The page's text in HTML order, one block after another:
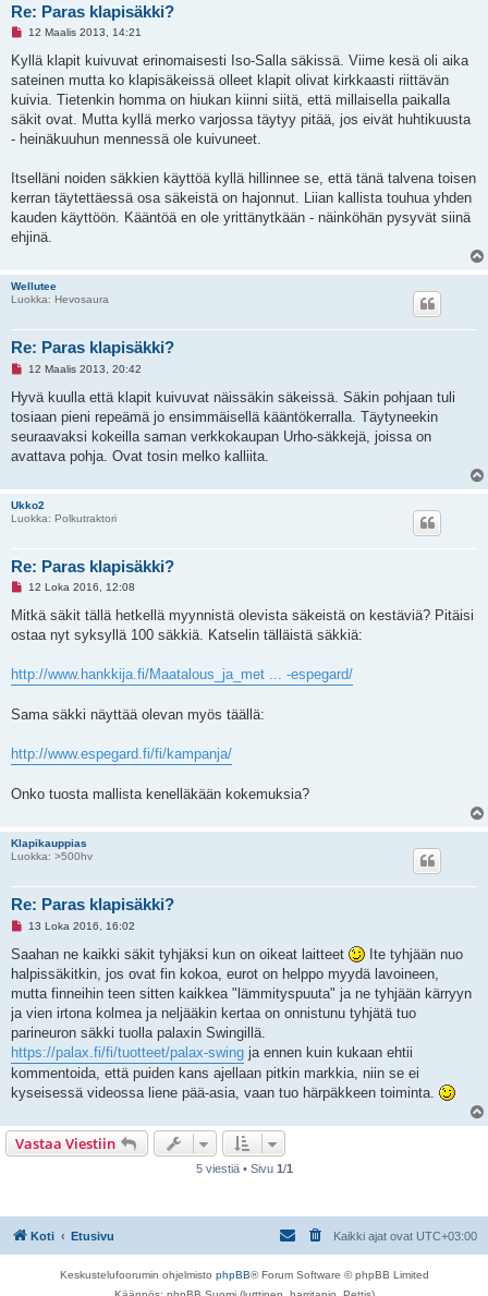
Re: Paras klapisäkki?
L
k
e
m
a
o
n
e
t
i
12 Maalis 2013, 14:21
Kyllä klapit kuivuvat erinomaisesti Iso-Salla säkissä. Viime kesä oli aika
sateinen mutta ko klapisäkeissä olleet klapit olivat kirkkaasti riittävän
kuivia. Tietenkin homma on hiukan kiinni siitä, että millaisella paikalla
säkit ovat. Mutta kyllä merko varjossa täytyy pitää, jos eivät huhtikuusta
- heinäkuuhun mennessä ole kuivuneet.
Itselläni noiden säkkien käyttöä kyllä hillinnee se, että tänä talvena toisen
kerran täytettäessä osa säkeistä on hajonnut. Liian kallista touhua yhden
kauden käyttöön. Kääntöä en ole yrittänytkään - näinköhän pysyvät siinä
ehjinä.
Wellutee
Luokka: Hevosaura
Re: Paras klapisäkki?
L
k
e
m
a
o
e
s
12 Maalis 2013, 20:42
Hyvä kuulla että klapit kuivuvat näissäkin säkeissä. Säkin pohjaan tuli
tosiaan pieni repeämä jo ensimmäisellä kääntökerralla. Täytyneekin
seuraavaksi kokeilla saman verkkokaupan Urho-säkkejä, joissa on
avattava pohja. Ovat tosin melko kalliita.
Ukko2
Luokka: Polkutraktori
Re: Paras klapisäkki?
L
k
m
o
i
t
i
12 Loka 2016, 12:08
Mitkä säkit tällä hetkellä myynnistä olevista säkeistä on kestäviä? Pitäisi
ostaa nyt syksyllä 100 säkkiä. Katselin tälläistä säkkiä:
http://www.hankkija.fi/Maatalous_ja_met ... -espegard/
Sama säkki näyttää olevan myös täällä:
http://www.espegard.fi/fi/kampanja/
Onko tuosta mallista kenelläkään kokemuksia?
Klapikauppias
Luokka: >500hv
Re: Paras klapisäkki?
L
k
m
a
o
n
i
e
s
t
13 Loka 2016, 16:02
Saahan ne kaikki säkit tyhjäksi kun on oikeat laitteet
Ite tyhjään nuo
halpissäkitkin, jos ovat fin kokoa, eurot on helppo myydä lavoineen,
mutta finneihin teen sitten kaikkea "lämmityspuuta" ja ne tyhjään kärryyn
ja vien irtona kolmea ja neljääkin kertaa on onnistunu tyhjätä tuo
parineuron säkki tuolla palaxin Swingillä.
https://palax.fi/fi/tuotteet/palax-swing ja ennen kuin kukaan ehtii
kommentoida, että puiden kans ajellaan pitkin markkia, niin se ei
kyseisessä videossa liene pää-asia, vaan tuo härpäkkeen toiminta.
Vastaa Viestiin
5 viestiä • Sivu 1/1
Koti Etusivu Kaikki ajat ovat UTC+03:00
Keskustelufoorumin ohjelmisto phpBB® Forum Software © phpBB Limited